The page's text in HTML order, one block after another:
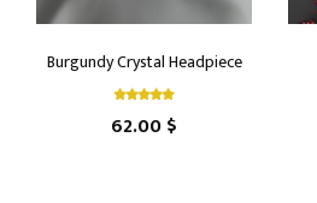
Burgundy Crystal Headpiece
62.00 $